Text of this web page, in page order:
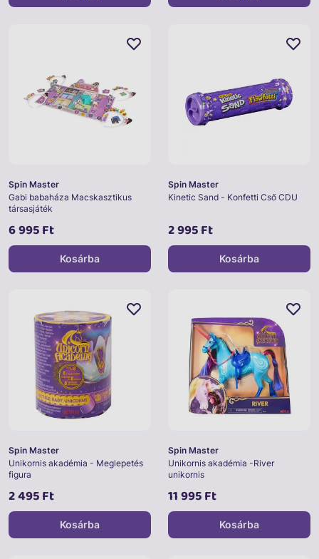
Spin Master
Gabi babaháza Macskasztikus
társasjáték
6 995 Ft
Kosárba
Spin Master
Kinetic Sand - Konfetti Cső CDU
2 995 Ft
Kosárba
Spin Master
Unikornis akadémia - Meglepetés
figura
2 495 Ft
Kosárba
Spin Master
Unikornis akadémia -River
unikornis
11 995 Ft
Kosárba